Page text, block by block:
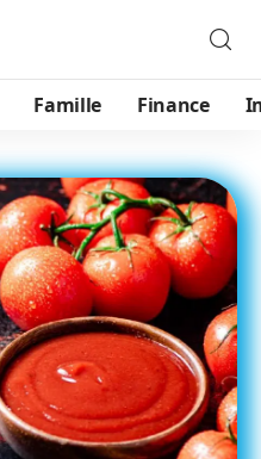
Famille Finance